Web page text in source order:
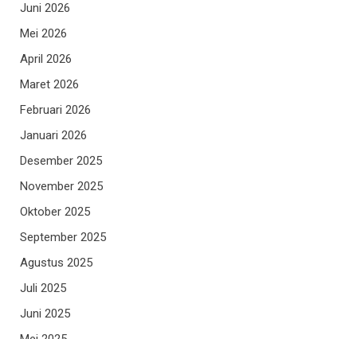
Juni 2026
Mei 2026
April 2026
Maret 2026
Februari 2026
Januari 2026
Desember 2025
November 2025
Oktober 2025
September 2025
Agustus 2025
Juli 2025
Juni 2025